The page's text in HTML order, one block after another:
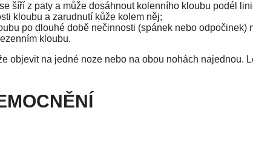
šíří z paty a může dosáhnout kolenního kloubu podél
kloubu a zarudnutí kůže kolem něj;
po dlouhé době nečinnosti (spánek nebo odpočinek)
kloubu.
objevit na jedné noze nebo na obou nohách najednou.